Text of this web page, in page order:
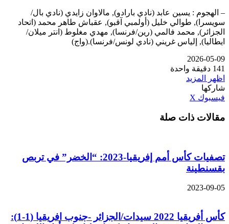
– الهجوم : يسين عابد (نادي بارادو), مالاوان زايدي (نادي بال/
سويسرا), طوالي خليل (أولمبي آقبو), عقباش طاهر محمد (اتحاد
الجزائر), محمد فالمي (رين/فرنسا), مهدي مغلوط (انتر ميلان/
ايطاليا), إلياس غريني (نادي لونس/فرنسا).(واج)
2026-05-09
141 دقيقة واحدة
اظهر المزيد
شاركها
فيسبوك ‫X
البريد
مقالات ذات صلة
تصفيات كأس أمم إفريقيا-2023: “الخضر” في تربص
بقسنطينة
2023-09-05
كأس أفريقيا 2022 سيدات/الجزائر -جنوب افريقيا (1-1):